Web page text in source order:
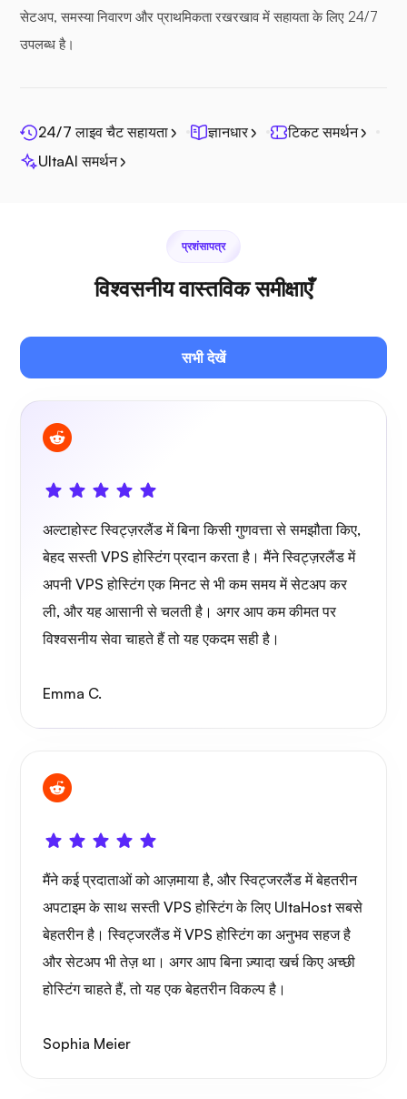
ओनकास्ट
आश्चर्य
सेटअप, समस्या निवारण और प्राथमिकता रखरखाव में सहायता के लिए 24/7
उपलब्ध है।
24/7 लाइव चैट सहायता ज्ञानधार
टिकट समर्थन
UltaAI समर्थन
प्रशंसापत्र
विश्वसनीय वास्तविक समीक्षाएँ
सभी देखें
अल्टाहोस्ट स्विट्ज़रलैंड में बिना किसी गुणवत्ता से समझौता किए,
बेहद सस्ती VPS होस्टिंग प्रदान करता है। मैंने स्विट्ज़रलैंड में
अपनी VPS होस्टिंग एक मिनट से भी कम समय में सेटअप कर
ली, और यह आसानी से चलती है। अगर आप कम कीमत पर
विश्वसनीय सेवा चाहते हैं तो यह एकदम सही है।
Emma C.
मैंने कई प्रदाताओं को आज़माया है, और स्विट्जरलैंड में बेहतरीन
अपटाइम के साथ सस्ती VPS होस्टिंग के लिए UltaHost सबसे
बेहतरीन है। स्विट्जरलैंड में VPS होस्टिंग का अनुभव सहज है
और सेटअप भी तेज़ था। अगर आप बिना ज़्यादा खर्च किए अच्छी
होस्टिंग चाहते हैं, तो यह एक बेहतरीन विकल्प है।
Sophia Meier